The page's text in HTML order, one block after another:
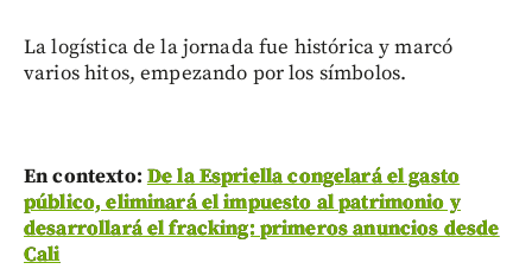
La logística de la jornada fue histórica y marcó
varios hitos, empezando por los símbolos.
En contexto: De la Espriella congelará el gasto
público, eliminará el impuesto al patrimonio y
desarrollará el fracking: primeros anuncios desde
Cali